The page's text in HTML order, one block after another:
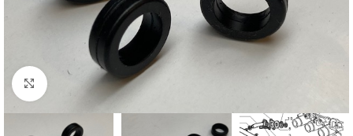
Cliquez pour agrandir